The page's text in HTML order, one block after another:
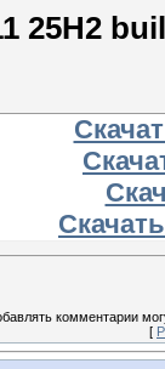
25H2
комментарии
[